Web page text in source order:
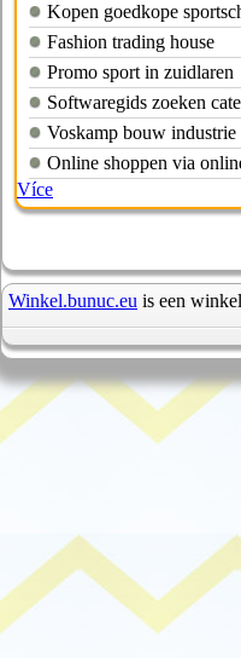
Kopen goedkope
Fashion trading house
Promo sport in zuidlaren
Softwaregids zoeken
Voskamp bouw industrie
Online shoppen via
Více
Winkel.bunuc.eu is een